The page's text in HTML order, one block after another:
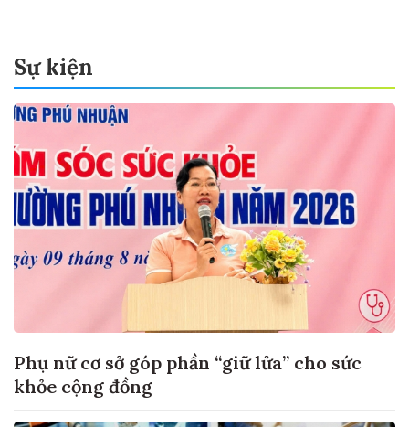
Sự kiện
Phụ nữ cơ sở góp phần “giữ lửa” cho sức
khỏe cộng đồng